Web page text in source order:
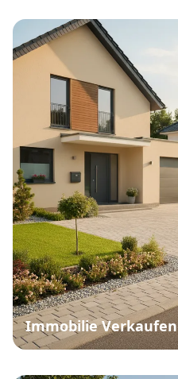
Immobilie Verkaufen